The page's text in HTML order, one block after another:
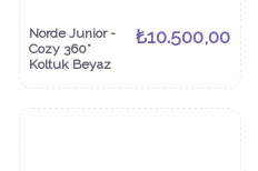
Norde Junior -
Cozy 360°
Koltuk Beyaz
₺10.500,00